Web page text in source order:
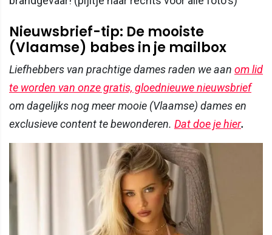
Nieuwsbrief-tip: De mooiste
(Vlaamse) babes in je mailbox
Liefhebbers van prachtige dames raden we aan om lid
te worden van onze gratis, gloednieuwe nieuwsbrief
om dagelijks nog meer mooie (Vlaamse) dames en
exclusieve content te bewonderen. Dat doe je hier.